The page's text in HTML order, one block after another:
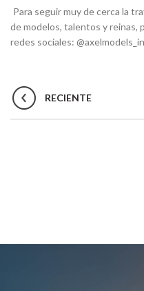
Para seguir muy de cerca la
de modelos, talentos y reinas,
redes sociales:
RECIENTE